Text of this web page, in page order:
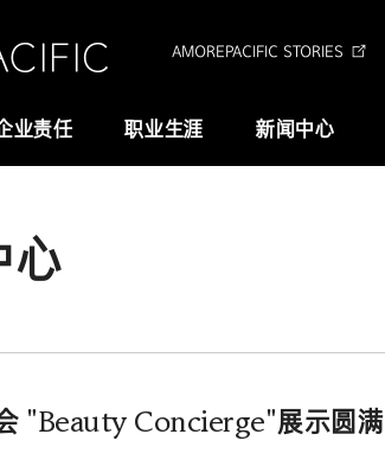
AMOREPACIFIC STORIES
研究与创新
供应链管理(SCM) Arita 字体
业责任 职业生涯 新闻中心
心
"Beauty Concierge"展示圆满